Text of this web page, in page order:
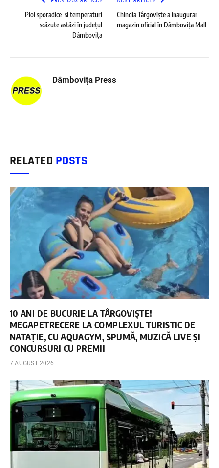
Ploi sporadice și temperaturi
scăzute astăzi în județul
Dâmbovița
Chindia Târgoviște a inaugurar
magazin oficial în Dâmbovița Mall
Dâmboviţa Press
RELATED POSTS
10 ANI DE BUCURIE LA TÂRGOVIȘTE!
MEGAPETRECERE LA COMPLEXUL TURISTIC DE
NATAȚIE, CU AQUAGYM, SPUMĂ, MUZICĂ LIVE ȘI
CONCURSURI CU PREMII
7 AUGUST 2026